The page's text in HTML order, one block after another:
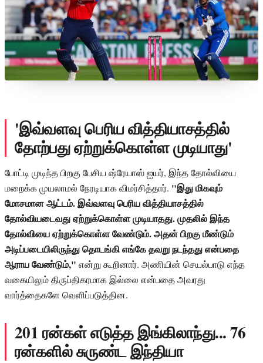
'இவ்வளவு பெரிய வித்தியாசத்தில்
தோற்பது ஏற்றுக்கொள்ள முடியாது'
போட்டி முடிந்த பிறகு பேசிய ஷ்ரேயாஸ் ஐயர், இந்த தோல்வியை
மறைக்க முயலாமல் நேரடியாக விமர்சித்தார். "இது மிகவும்
மோசமான ஆட்டம். இவ்வளவு பெரிய வித்தியாசத்தில்
தோல்வியடைவது ஏற்றுக்கொள்ள முடியாதது. முதலில் இந்த
தோல்வியை ஏற்றுக்கொள்ள வேண்டும். அதன் பிறகு மீண்டும்
அடிப்படையிலிருந்து தொடங்கி எங்கே தவறு நடந்தது என்பதை
ஆராய வேண்டும்," என்று கூறினார். அணியின் செயல்பாடு எந்த
வகையிலும் திருப்திகரமாக இல்லை என்பதை அவரது
வார்த்தைகளே வெளிப்படுத்தின.
201 ரன்கள் எடுத்த இங்கிலாந்து... 76
ரன்களில் சுருண்ட இந்தியா